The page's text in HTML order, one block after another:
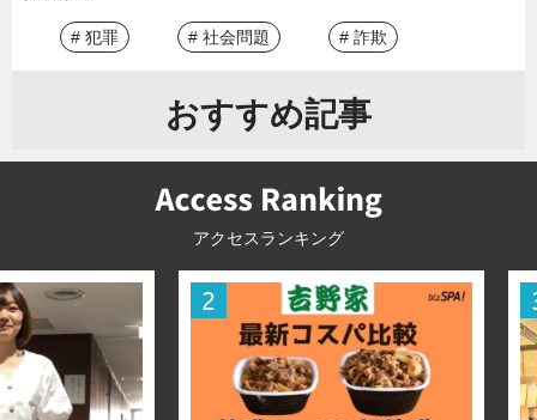
# 犯罪 # 社会問題 # 詐欺
おすすめ記事
アクセスランキング